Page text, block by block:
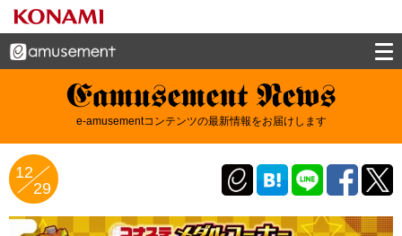
e-amusement news - イーアミューズメン
e-amusementコンテンツの最新情報をお届けします
12
29